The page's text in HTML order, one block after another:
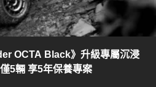
OCTA Black》升級專屬沉浸
5輛 享5年保養專案